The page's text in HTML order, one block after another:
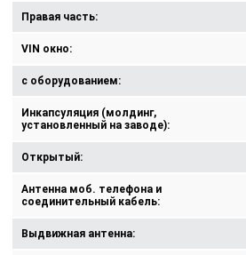
Правая часть:
VIN окно:
с оборудованием:
Инкапсуляция (молдинг,
установленный на заводе):
Открытый:
Антенна моб. телефона и
соединительный кабель:
Выдвижная антенна: